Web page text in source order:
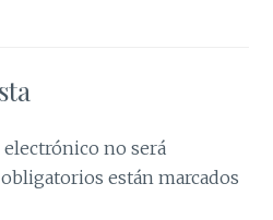
no será
están marcados